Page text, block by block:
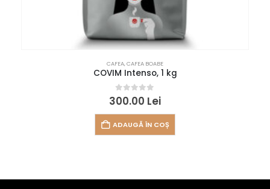
CAFEA,CAFEA BOABE
COVIM Intenso, 1 kg
0out of 5
300.00 Lei
ADAUGĂ ÎN COȘ